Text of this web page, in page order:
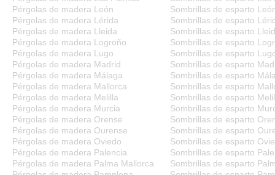
Pérgolas de madera León
Sombrillas de esparto
Pérgolas de madera Lérida
Sombrillas de esparto
Pérgolas de madera Lleida
Sombrillas de esparto
Pérgolas de madera Logroño
Sombrillas de esparto
Pérgolas de madera Lugo
Sombrillas de esparto
Pérgolas de madera Madrid
Sombrillas de esparto
Pérgolas de madera Málaga
Sombrillas de esparto
Pérgolas de madera Mallorca
Sombrillas de esparto
Pérgolas de madera Melilla
Sombrillas de esparto
Pérgolas de madera Murcia
Sombrillas de esparto
Pérgolas de madera Orense
Sombrillas de esparto
Pérgolas de madera Ourense
Sombrillas de esparto
Pérgolas de madera Oviedo
Sombrillas de esparto
Pérgolas de madera Palencia
Sombrillas de esparto
Pérgolas de madera Palma Mallorca
Sombrillas de esparto